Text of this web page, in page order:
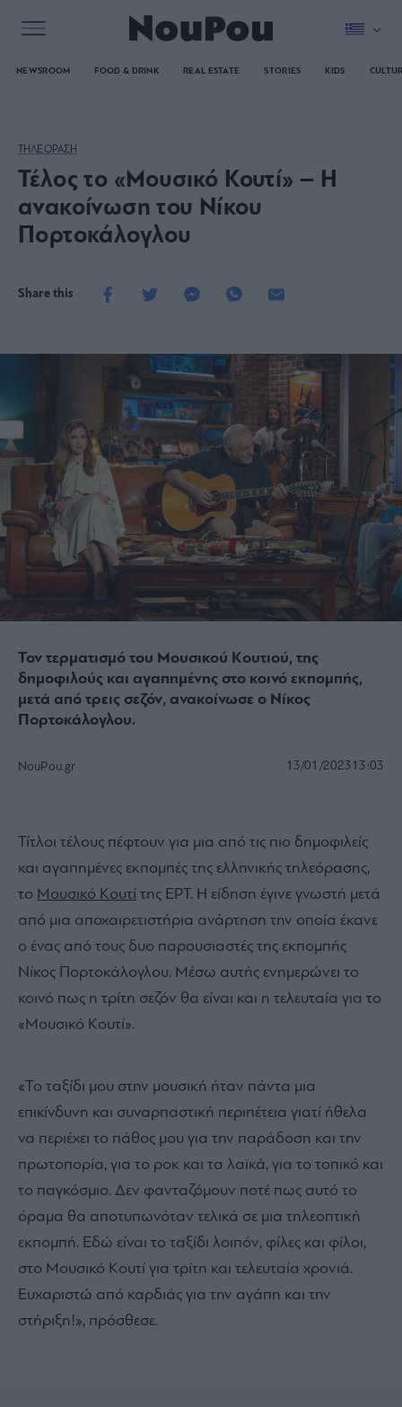
NEWSROOM FOOD & DRINK REAL ESTATE STORIES KIDS
ΤΗΛΕΟΡΑΣΗ
Τέλος το «Μουσικό Κουτί» – Η
ανακοίνωση του Νίκου
Πορτοκάλογλου
Share this
Τον τερματισμό του Μουσικού Κουτιού, της
δημοφιλούς και αγαπημένης στο κοινό εκπομπής,
μετά από τρεις σεζόν, ανακοίνωσε ο Νίκος
Πορτοκάλογλου.
NouPou.gr 13/01/202313:03
Τίτλοι τέλους πέφτουν για μια από τις πιο δημοφιλείς
και αγαπημένες εκπομπές της ελληνικής τηλεόρασης,
το Μουσικό Κουτί της ΕΡΤ. Η είδηση έγινε γνωστή μετά
από μια αποχαιρετιστήρια ανάρτηση την οποία έκανε
ο ένας από τους δυο παρουσιαστές της εκπομπής
Νίκος Πορτοκάλογλου. Μέσω αυτής ενημερώνει το
κοινό πως η τρίτη σεζόν θα είναι και η τελευταία για το
«Μουσικό Κουτί».
«Το ταξίδι μου στην μουσική ήταν πάντα μια
επικίνδυνη και συναρπαστική περιπέτεια γιατί ήθελα
να περιέχει το πάθος μου για την παράδοση και την
πρωτοπορία, για το ροκ και τα λαϊκά, για το τοπικό και
το παγκόσμιο. Δεν φανταζόμουν ποτέ πως αυτό το
όραμα θα αποτυπωνόταν τελικά σε μια τηλεοπτική
εκπομπή. Εδώ είναι το ταξίδι λοιπόν, φίλες και φίλοι,
στο Μουσικό Κουτί για τρίτη και τελευταία χρονιά.
Ευχαριστώ από καρδιάς για την αγάπη και την
στήριξη!», πρόσθεσε.